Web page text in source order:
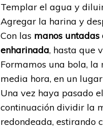
Templar el agua y
Agregar la harina y
Con las manos
enharinada, hasta que
Formamos una bola,
media hora, en un
Una vez haya pasado
continuación dividir la
redondeada, estirando